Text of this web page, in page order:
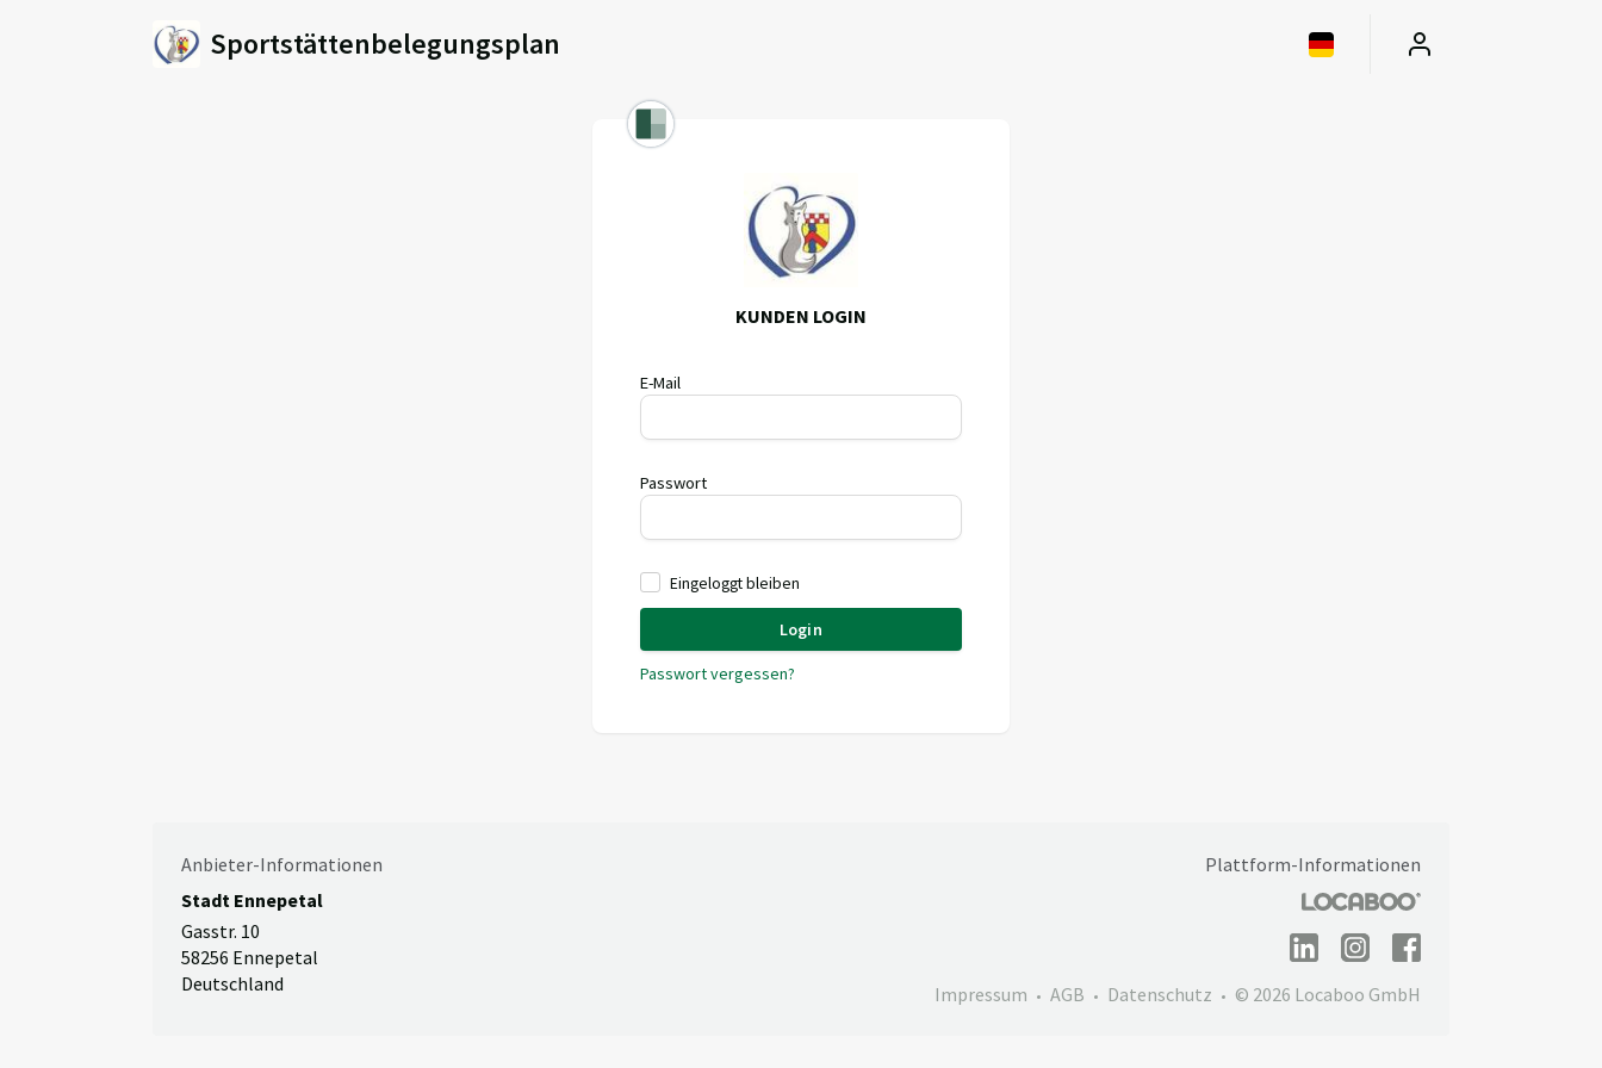
Sportstättenbelegungsplan
KUNDEN LOGIN
E-Mail
Passwort
Eingeloggt bleiben
Login
Passwort vergessen?
Anbieter-Informationen
Stadt Ennepetal
Gasstr. 10
58256 Ennepetal
Deutschland
Plattform-Informationen
Impressum AGB Datenschutz © 2026 Locaboo GmbH